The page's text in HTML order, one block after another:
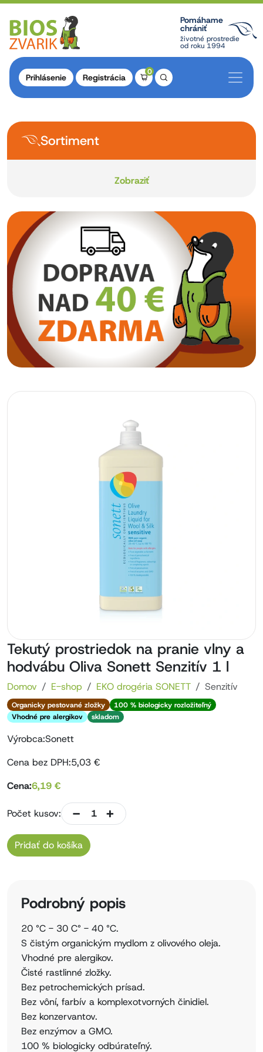
Pomáhame
chrániť
životné prostredie
od roku 1994
Prihlásenie Registrácia
0
Sortiment
Zobraziť
Tekutý prostriedok na pranie vlny a
hodvábu Oliva Sonett Senzitív 1 l
Domov E-shop EKO drogéria SONETT Senzitív
Organicky pestované zložky
100 % biologicky rozložiteľný
Vhodné pre alergikov
skladom
Výrobca:Sonett
Cena bez DPH:5,03 €
Cena:6,19 €
Počet kusov: - +
Pridať do košíka
Podrobný popis
20 °C - 30 C° - 40 °C.
S čistým organickým mydlom z olivového oleja.
Vhodné pre alergikov.
Čisté rastlinné zložky.
Bez petrochemických prísad.
Bez vôní, farbív a komplexotvorných činidiel.
Bez konzervantov.
Bez enzýmov a GMO.
100 % biologicky odbúrateľný.